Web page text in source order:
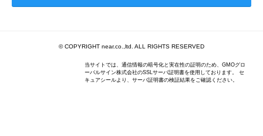
© COPYRIGHT near.co.,ltd. ALL RIGHTS RESERVED
当サイトでは、通信情報の暗号化と実在性の証明のため、GMOグロ
ーバルサイン株式会社のSSLサーバ証明書を使用しております。 セ
キュアシールより、サーバ証明書の検証結果をご確認ください。